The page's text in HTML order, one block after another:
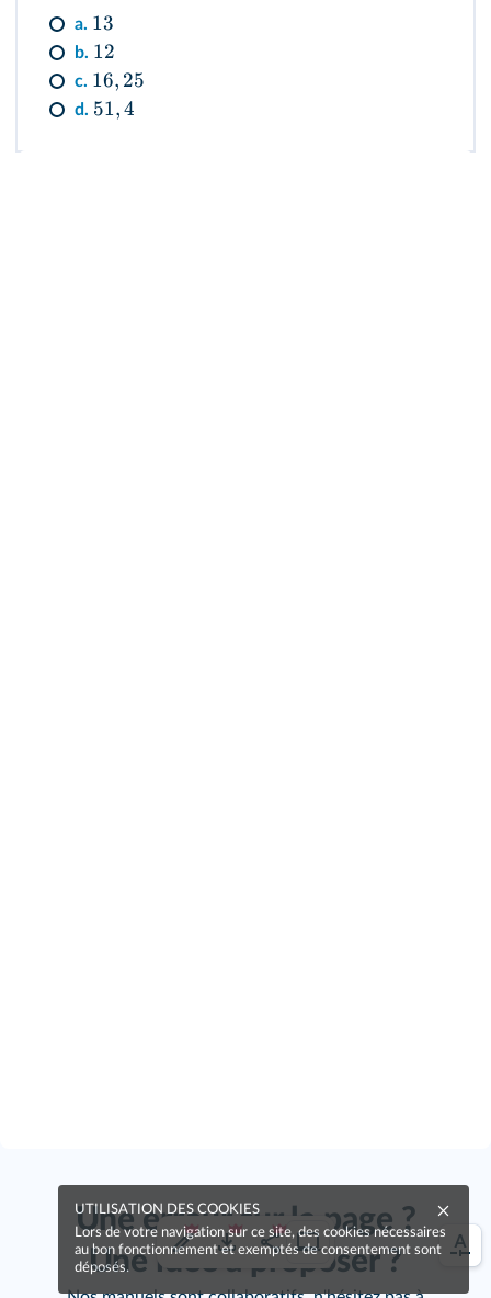
a. 13
b. 12
c. 16, 25
d. 51,4
Une erreur sur la page ?
Une idée à proposer ?
UTILISATION DES COOKIES
Lors de votre navigation sur ce site, des cookies nécessaires
au bon fonctionnement et exemptés de consentement sont
déposés.